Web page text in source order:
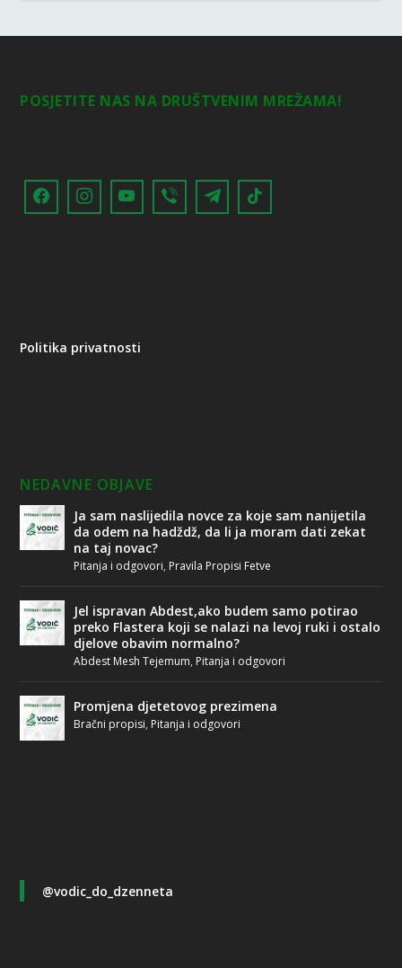
POSJETITE NAS NA DRUŠTVENIM MREŽAMA!
Politika privatnosti
NEDAVNE OBJAVE
Ja sam naslijedila novce za koje sam nanijetila
da odem na hadždž, da li ja moram dati zekat
na taj novac?
Pitanja i odgovori, Pravila Propisi Fetve
Jel ispravan Abdest,ako budem samo potirao
preko Flastera koji se nalazi na levoj ruki i ostalo
djelove obavim normalno?
Abdest Mesh Tejemum, Pitanja i odgovori
Promjena djetetovog prezimena
Bračni propisi, Pitanja i odgovori
@vodic_do_dzenneta